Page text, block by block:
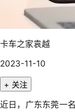
卡车之家袁越
2023-11-10
+ 关注
近日，广东东莞一